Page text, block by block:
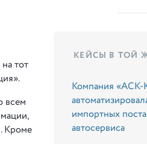
тот
всем
Кроме
КЕЙСЫ В ТОЙ
Компания «АСК-
импортных
автосервиса